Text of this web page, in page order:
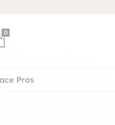
0
Pros